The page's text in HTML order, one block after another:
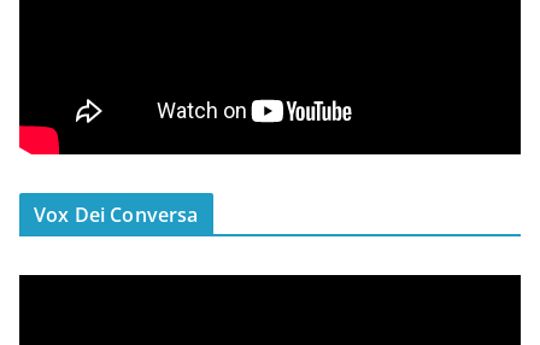
Vox Dei Conversa